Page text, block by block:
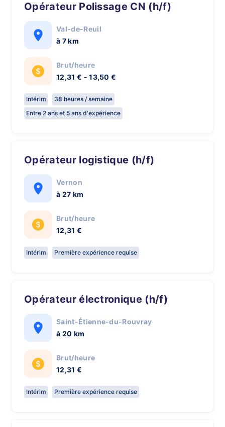
Opérateur Polissage CN (h/f)
Val-de-Reuil
à 7 km
Brut/heure
12,31 € - 13,50 €
Intérim
38 heures / semaine
Entre 2 ans et 5 ans d'expérience
Opérateur logistique (h/f)
Vernon
à 27 km
Brut/heure
12,31 €
Intérim Première expérience requise
Opérateur électronique (h/f)
Saint-Étienne-du-Rouvray
à 20 km
Brut/heure
12,31 €
Intérim Première expérience requise